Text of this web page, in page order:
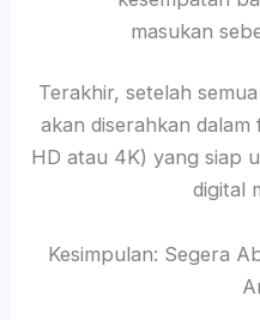
masukan
Terakhir, setelah
akan diserahkan
HD atau 4K) yang siap
digital
Kesimpulan: Segera